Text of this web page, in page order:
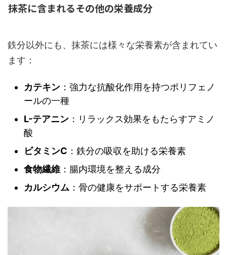
抹茶に含まれるその他の栄養成分
鉄分以外にも、抹茶には様々な栄養素が含まれてい
ます：
カテキン ：強力な抗酸化作用を持つポリフェノ
ールの一種
L-テアニン ：リラックス効果をもたらすアミノ
酸
ビタミンC ：鉄分の吸収を助ける栄養素
食物繊維 ：腸内環境を整える成分
カルシウム ：骨の健康をサポートする栄養素